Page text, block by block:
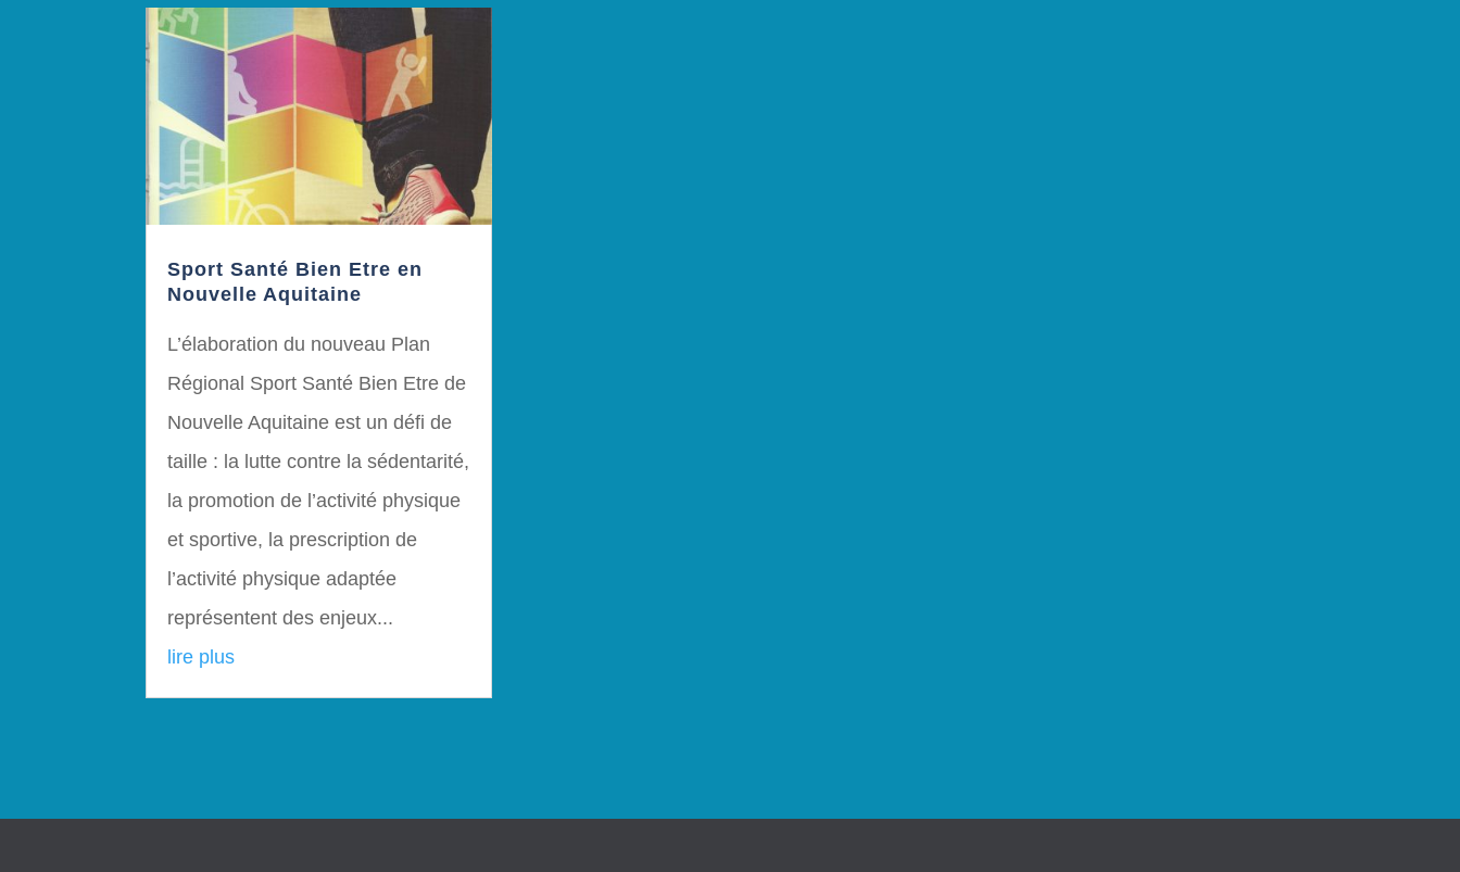
Sport Santé Bien Etre en
Nouvelle Aquitaine
L’élaboration du nouveau Plan
Régional Sport Santé Bien Etre de
Nouvelle Aquitaine est un défi de
taille : la lutte contre la sédentarité,
la promotion de l’activité physique
et sportive, la prescription de
l’activité physique adaptée
représentent des enjeux...
lire plus